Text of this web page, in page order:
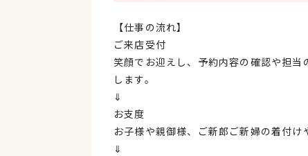
【仕事の流れ】
ご来店受付
笑顔でお迎えし、予約内容の確認や担
します。
⇓
お支度
お子様や親御様、ご新郎ご新婦の着付け
⇓